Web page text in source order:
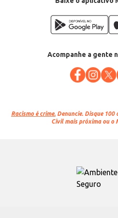
Acompanhe a gente
Racismo é crime. Denuncie. Disque 100
Civil mais próxima ou o